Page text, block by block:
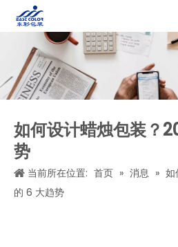
如何设计蜡烛包装？
势
当前所在位置: 首页 » 消息 » 如
的 6 大趋势